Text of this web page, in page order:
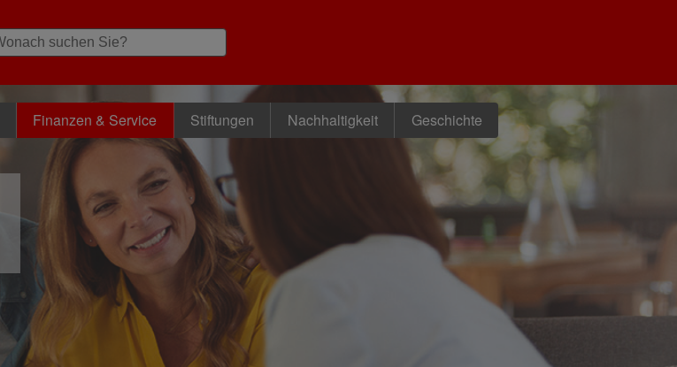
Finanzen & Service Stiftungen Nachhaltigkeit Geschichte